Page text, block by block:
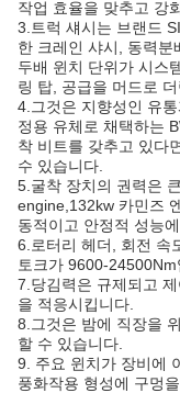
작업 효율을 맞추고 강
3.트럭 섀시는 브랜드
한 크레인 샤시, 동력분
두배 윈치 단위가 시스
링 탑, 공급을 머드로 더
4.그것은 지향성인 유
정용 유체로 채택하는
착 비트를 갖추고 있다
수 있습니다.
5.굴착 장치의 권력은
engine,132kw 카민즈
동적이고 안정적 성능
6.로터리 헤더, 회전 속
토크가 9600-24500Nm
7.당김력은 규제되고
을 적응시킵니다.
8.그것은 밤에 직장을
할 수 있습니다.
9. 주요 윈치가 장비에
풍화작용 형성에 구멍